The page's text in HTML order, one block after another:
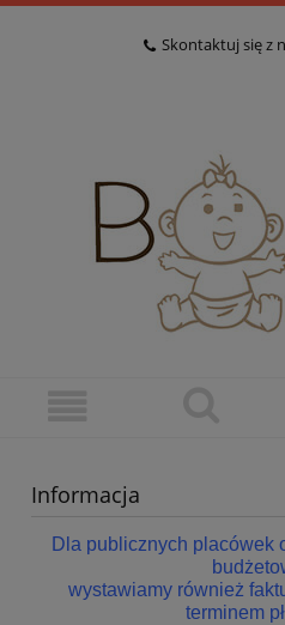
Skontaktuj się z
Informacja
Dla publicznych placówek
wystawiamy również
terminem